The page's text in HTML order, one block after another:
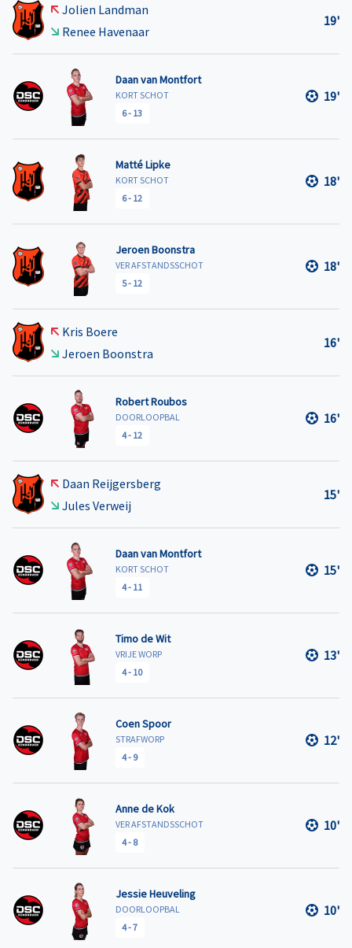
Jolien Landman
Renee Havenaar
19'
Daan van Montfort
KORT SCHOT
6- 13
19'
Matté Lipke
KORT SCHOT
6- 12
18'
Jeroen Boonstra
VER AFSTANDSSCHOT
5- 12
18'
Kris Boere
Jeroen Boonstra
16'
Robert Roubos
DOORLOOPBAL
4- 12
16'
Daan Reijgersberg
Jules Verweij
15'
Daan van Montfort
KORT SCHOT
4- 11
15'
Timo de Wit
VRIJE WORP
4- 10
13'
Coen Spoor
STRAFWORP
4- 9
12'
Anne de Kok
VER AFSTANDSSCHOT
4- 8
10'
Jessie Heuveling
DOORLOOPBAL
4-7
10'